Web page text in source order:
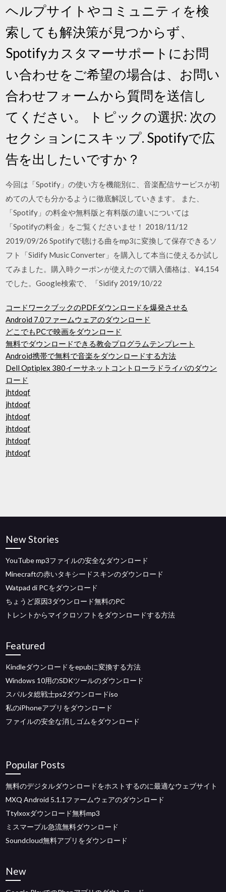
ヘルプサイトやコミュニティを検
索しても解決策が見つからず、
Spotifyカスタマーサポートにお問
い合わせをご希望の場合は、お問い
合わせフォームから質問を送信し
てください。 トピックの選択: 次の
セクションにスキップ. Spotifyで広
告を出したいですか？
今回は「Spotify」の使い方を機能別に、音楽配信サービスが初
めての人でも分かるように徹底解説していきます。 また、
「Spotify」の料金や無料版と有料版の違いについては
「Spotifyの料金」をご覧くださいませ！ 2018/11/12
2019/09/26 Spotifyで聴ける曲をmp3に変換して保存できるソ
フト「Sidify Music Converter」を購入して本当に使えるか試し
てみました。購入時クーポンが使えたので購入価格は、¥4,154
でした。Google検索で、「Sidify 2019/10/22
コードワークブックのPDFダウンロードを爆発させる
Android 7.0ファームウェアのダウンロード
どこでもPCで映画をダウンロード
無料でダウンロードできる教会プログラムテンプレート
Android携帯で無料で音楽をダウンロードする方法
Dell Optiplex 380イーサネットコントローラドライバのダウン
ロード
jhtdoqf
jhtdoqf
jhtdoqf
jhtdoqf
jhtdoqf
jhtdoqf
New Stories
YouTube mp3ファイルの安全なダウンロード
Minecraftの赤いタキシードスキンのダウンロード
Watpad di PCをダウンロード
ちょうど原因3ダウンロード無料のPC
トレントからマイクロソフトをダウンロードする方法
Featured
Kindleダウンロードをepubに変換する方法
Windows 10用のSDKツールのダウンロード
スパルタ総戦士ps2ダウンロードiso
私のiPhoneアプリをダウンロード
ファイルの安全な消しゴムをダウンロード
Popular Posts
無料のデジタルダウンロードをホストするのに最適なウェブサイト
MXQ Android 5.1.1ファームウェアのダウンロード
Ttylxoxダウンロード無料mp3
ミスマープル急流無料ダウンロード
Soundcloud無料アプリをダウンロード
New